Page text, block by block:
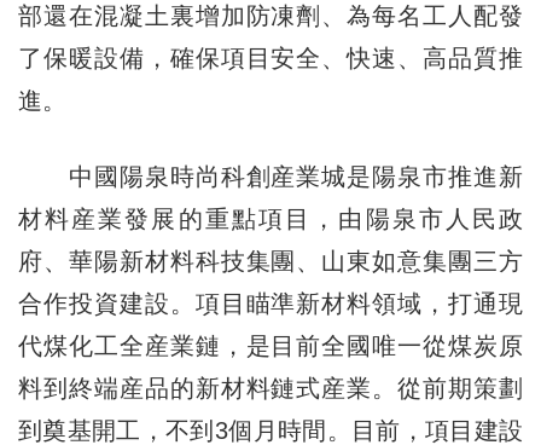
部還在混凝土裏增加防凍劑、為每名工人配發
了保暖設備，確保項目安全、快速、高品質推
進。
中國陽泉時尚科創産業城是陽泉市推進新
材料産業發展的重點項目，由陽泉市人民政
府、華陽新材料科技集團、山東如意集團三方
合作投資建設。項目瞄準新材料領域，打通現
代煤化工全産業鏈，是目前全國唯一從煤炭原
料到終端産品的新材料鏈式産業。從前期策劃
到奠基開工，不到3個月時間。目前，項目建設